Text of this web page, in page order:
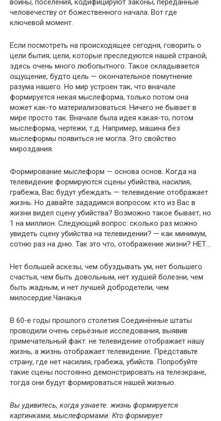
войны, поселения, кодифицируют законы, переданные
человечеству от божественного начала. Вот где
ключевой момент.
Если посмотреть на происходящее сегодня, говорить о
цели бытия; цели, которые преследуются нашей страной,
здесь очень много любопытного. Такое складывается
ощущение, будто цель — окончательное помутнение
разума нашего. Но мир устроен так, что вначале
формируется некая мыслеформа, только потом она
может как-то материализоваться. Ничего не бывает в
мире просто так. Вначале была идея какая-то, потом
мыслеформа, чертежи, т.д. Например, машина без
мыслеформы появиться не могла. Это свойство
мироздания.
Формирование мыслеформ — основа основ. Когда на
телевидение формируются сцены убийства, насилия,
грабежа, Вас будут убеждать — телевидение отображает
жизнь. Но давайте зададимся вопросом: кто из Вас в
жизни видел сцену убийства? Возможно такое бывает, но
1 на миллион. Следующий вопрос: сколько раз можно
увидеть сцену убийства на телевидении? — как минимум,
сотню раз на дню. Так это что, отображение жизни? НЕТ…
Нет большей аскезы, чем обуздывать ум, нет большего
счастья, чем быть довольным, нет худшей болезни, чем
быть жадным, и нет лучшей добродетели, чем
милосердие.Чанакья
В 60-е годы прошлого столетия Соединённые штаты
проводили очень серьёзные исследования, выявив
примечательный факт: не телевидение отображает нашу
жизнь, а жизнь отображает телевидение. Представьте
страну, где нет насилия, грабежа, убийств. Попробуйте
такие сцены постоянно демонстрировать на телеэкране,
тогда они будут формироваться нашей жизнью.
Вы удивитесь, когда узнаете: жизнь формируется
картинками, мыслеформами. Кто формирует